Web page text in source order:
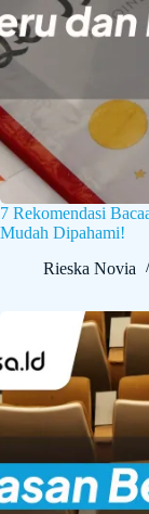
7 Rekomendasi
Mudah Dipahami!
Rieska Novia